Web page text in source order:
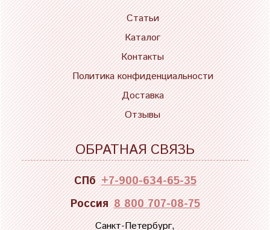
Статьи
Каталог
Контакты
Политика конфиденциальности
Доставка
Отзывы
ОБРАТНАЯ СВЯЗЬ
СПб +7-900-634-65-35
Россия 8 800 707-08-75
Санкт-Петербург,